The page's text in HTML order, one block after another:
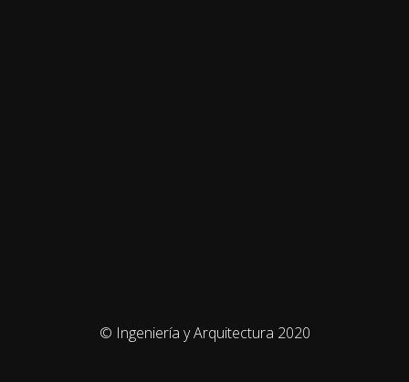
© Ingeniería y Arquitectura 2020